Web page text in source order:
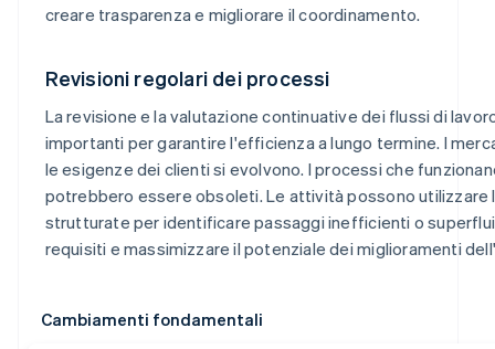
creare trasparenza e migliorare il coordinamento.
Revisioni regolari dei processi
La revisione e la valutazione continuative dei flussi di
importanti per garantire l'efficienza a lungo termine. I
le esigenze dei clienti si evolvono. I processi che
potrebbero essere obsoleti. Le attività possono utilizzare
strutturate per identificare passaggi inefficienti o
requisiti e massimizzare il potenziale dei miglioramenti
Cambiamenti fondamentali